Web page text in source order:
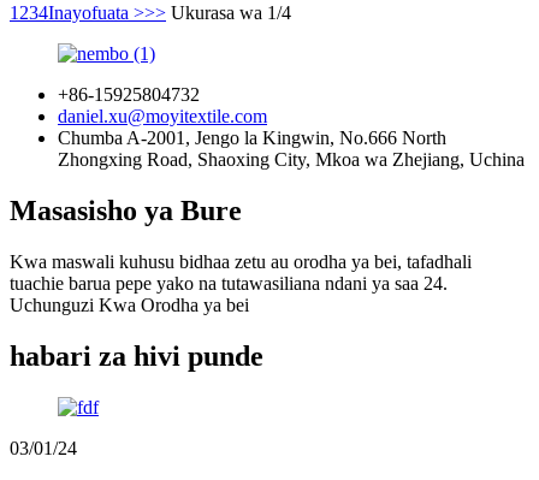
1 234Inayofuata >>> Ukurasa wa 1/4
+86-15925804732
daniel.xu@moyitextile.com
Chumba A-2001, Jengo la Kingwin, No.666 North
Zhongxing Road, Shaoxing City, Mkoa wa Zhejiang, Uchina
Masasisho ya Bure
Kwa maswali kuhusu bidhaa zetu au orodha ya bei, tafadhali
tuachie barua pepe yako na tutawasiliana ndani ya saa 24.
Uchunguzi Kwa Orodha ya bei
habari za hivi punde
03/01/24